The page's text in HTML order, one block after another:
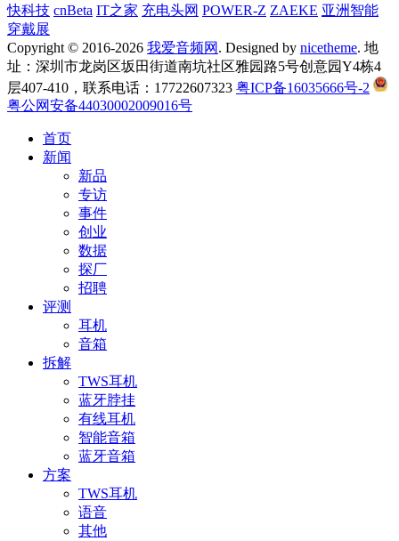
快科技 cnBeta IT之家 充电头网 POWER-Z ZAEKE 亚洲智能
穿戴展
Copyright © 2016-2026 我爱音频网 . Designed by nicetheme. 地
址：深圳市龙岗区坂田街道南坑社区雅园路5号创意园Y4栋4
层407-410，联系电话：17722607323 粤ICP备16035666号-2
粤公网安备44030002009016号
首页
新闻
新品
专访
事件
创业
数据
探厂
招聘
评测
耳机
音箱
拆解
TWS耳机
蓝牙脖挂
有线耳机
智能音箱
蓝牙音箱
方案
TWS耳机
语音
其他